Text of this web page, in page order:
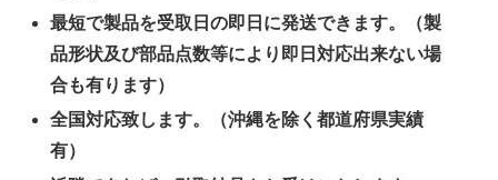
最短で製品を受取日の即日に発送できます。（製
品形状及び部品点数等により即日対応出来ない場
合も有ります）
全国対応致します。（沖縄を除く都道府県実績
有）